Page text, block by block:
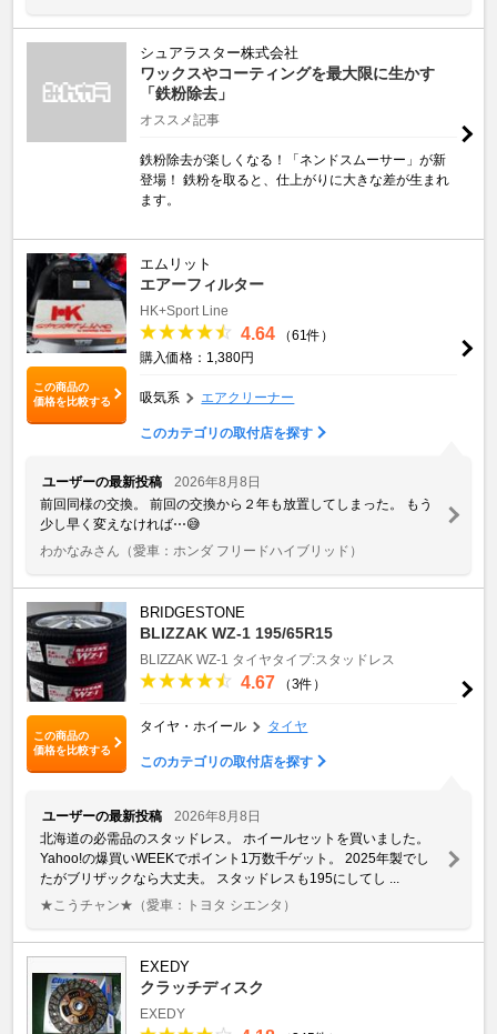
シュアラスター株式会社
ワックスやコーティングを最大限に生かす
「鉄粉除去」
オススメ記事
鉄粉除去が楽しくなる！「ネンドスムーサー」が新
登場！ 鉄粉を取ると、仕上がりに大きな差が生まれ
ます。
この商品の
価格を比較する
エムリット
エアーフィルター
HK+Sport Line
4.64
（61件）
購入価格：1,380円
吸気系 エアクリーナー
このカテゴリの取付店を探す
ユーザーの最新投稿
2026年8月8日
前回同様の交換。 前回の交換から２年も放置してしまった。 もう
少し早く変えなければ⋯😅
わかなみさん （愛車：ホンダ フリードハイブリッド）
この商品の
価格を比較する
BRIDGESTONE
BLIZZAK WZ-1 195/65R15
BLIZZAK WZ-1 タイヤタイプ:スタッドレス
4.67 （3件）
タイヤ・ホイール タイヤ
このカテゴリの取付店を探す
ユーザーの最新投稿
2026年8月8日
北海道の必需品のスタッドレス。 ホイールセットを買いました。
Yahoo!の爆買いWEEKでポイント1万数千ゲット。 2025年製でし
たがブリザックなら大丈夫。 スタッドレスも195にしてし ...
★こうチャン★ （愛車：トヨタ シエンタ）
EXEDY
クラッチディスク
EXEDY